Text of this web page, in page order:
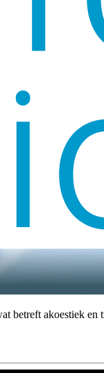
betreft akoestiek